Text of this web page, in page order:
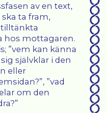
av en text,
ta fram,
hos mottagaren.
”vem kan känna
självklar i den
eller
”vad
om den